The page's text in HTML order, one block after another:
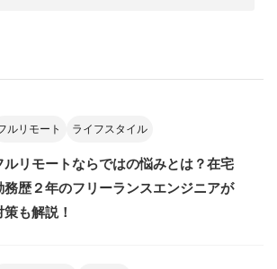
ルリモート ライフスタイル
ルリモートならではの悩みとは？在宅
務歴２年のフリーランスエンジニアが
策も解説！